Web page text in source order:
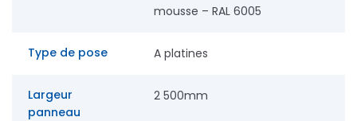
mousse – RAL 6005
Type de pose A platines
Largeur
panneau
2 500mm